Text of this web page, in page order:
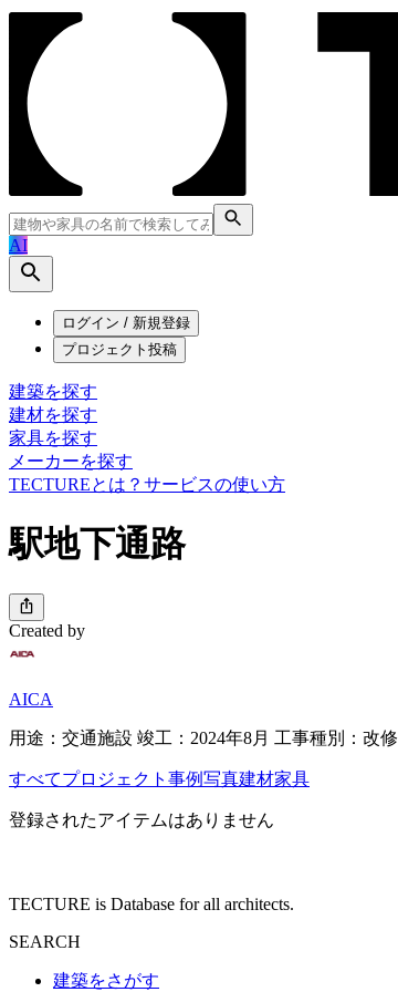
AI
ログイン / 新規登録
プロジェクト投稿
建築を探す
建材を探す
家具を探す
メーカーを探す
TECTUREとは？ サービスの使い方
駅地下通路
Created by
AICA
用途：交通施設 竣工：2024年8月 工事種別：改
すべてプロジェクト 事例写真建材家具
登録されたアイテムはありません
TECTURE is Database for all architects.
SEARCH
建築をさがす